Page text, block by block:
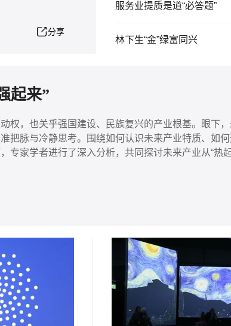
分享
服务业提质是道“必答题”
林下生“金”绿富同兴
起来”
权，也关乎强国建设、民族复兴的产业根基。眼下
把脉与冷静思考。围绕如何认识未来产业特质、如
专家学者进行了深入分析，共同探讨未来产业从“热起